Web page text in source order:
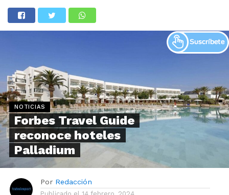
NOTICIAS
Forbes Travel Guide
reconoce hoteles
Palladium
Por Redacción